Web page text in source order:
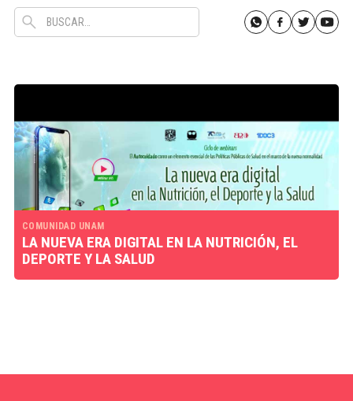
COMUNIDAD UNAM
LA NUEVA ERA DIGITAL EN LA NUTRICIÓN, EL
DEPORTE Y LA SALUD